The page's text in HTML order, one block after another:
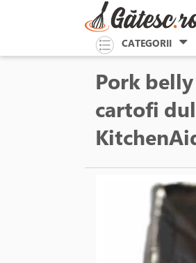
CATEGORII
Pork
cartofi